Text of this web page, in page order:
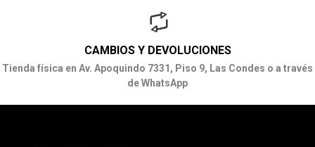
CAMBIOS Y DEVOLUCIONES
Tienda física en Av. Apoquindo 7331, Piso 9, Las Condes o a través
de WhatsApp